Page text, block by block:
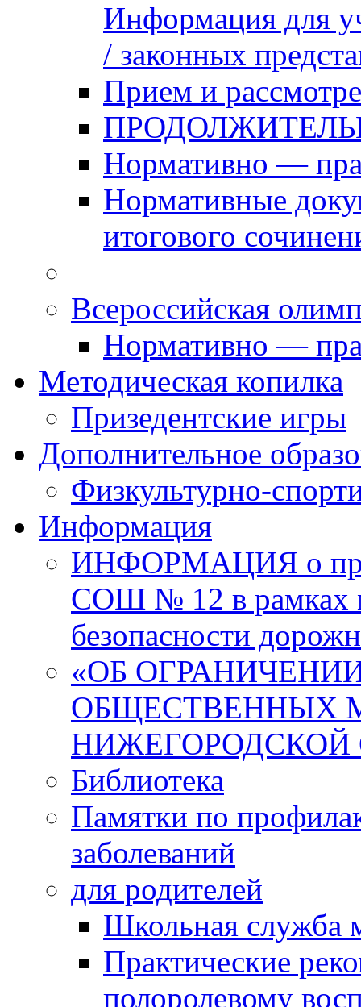
Информация для
/ законных
Прием и
Нормативно —
Нормативные
итогового
Всероссийская
Нормативно —
Методическая копилка
Призедентские игры
Дополнительное
Физкультурно-
Информация
ИНФОРМАЦИЯ о
СОШ № 12 в рамках
безопасности
«ОБ
ОБЩЕСТВЕННЫХ
НИЖЕГОРОДСКОЙ
Библиотека
Памятки по
заболеваний
для родителей
Школьная служба
Практические
полоролевому